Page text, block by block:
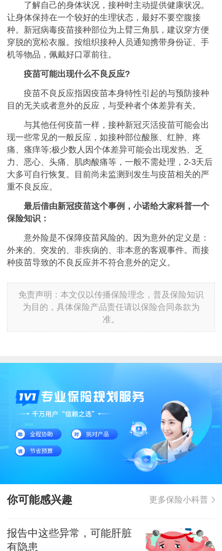
了解自己的身体状况，接种时主动提供健康状况。
让身体保持在一个较好的生理状态，最好不要空腹接
种。新冠病毒疫苗接种部位为上臂三角肌，建议穿方便
穿脱的宽松衣服。按组织接种人员通知携带身份证、手
机等物品，佩戴好口罩前往。
疫苗可能出现什么不良反应?
疫苗不良反应指因疫苗本身特性引起的与预防接种
目的无关或者意外的反应，与受种者个体差异有关。
与其他任何疫苗一样，接种新冠灭活疫苗可能会出
现一些常见的一般反应，如接种部位酸胀、红肿、疼
痛、瘙痒等;极少数人因个体差异可能会出现发热、乏
力、恶心、头痛、肌肉酸痛等，一般不需处理，2-3天后
大多可自行恢复。目前尚未监测到发生与疫苗相关的严
重不良反应。
最后借由新冠疫苗这个事例，小诺给大家科普一个
保险知识：
意外险是不保障疫苗风险的。因为意外的定义是：
外来的、突发的、非疾病的、非本意的客观事件。而接
种疫苗导致的不良反应并不符合意外的定义。
免责声明：本文仅以传播保险理念，普及保险知识
为目的，具体保险产品责任请以保险合同条款为
准。
你可能感兴趣 更多保险小科普
报告中这些异常，可能肝脏
有隐患